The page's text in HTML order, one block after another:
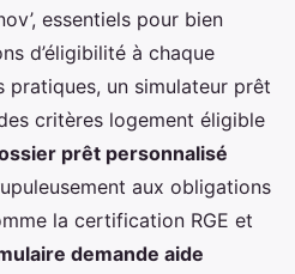
essentiels pour bien
d’éligibilité à chaque
pratiques, un simulateur prêt
critères logement éligible
prêt personnalisé
aux obligations
la certification RGE et
demande aide